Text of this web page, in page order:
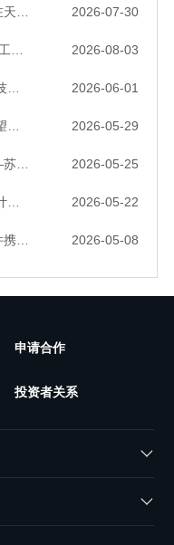
关注 2026-07-30
级 2026-08-03
2026-06-01
2026-05-29
落幕 2026-05-25
2026-05-22
大奖 2026-05-08
申请合作
投资者关系